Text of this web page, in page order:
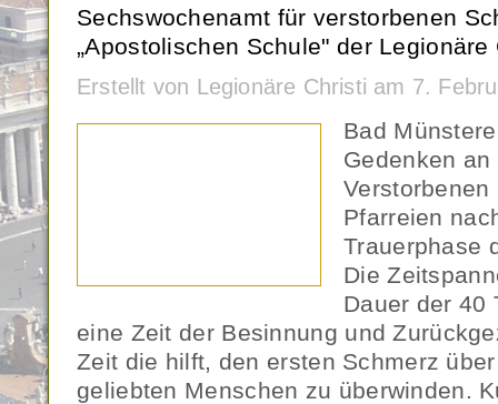
Sechswochenamt für verstorbenen
„Apostolischen Schule" der Legionäre
Erstellt von Legionäre Christi am 7.
Bad
Gedenken
Pfarreien
Trauerphase
Die
Dauer der 40
eine Zeit der Besinnung und
Zeit die hilft, den ersten Schmerz
geliebten Menschen zu überwinden.